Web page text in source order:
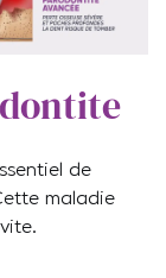
de
maladie